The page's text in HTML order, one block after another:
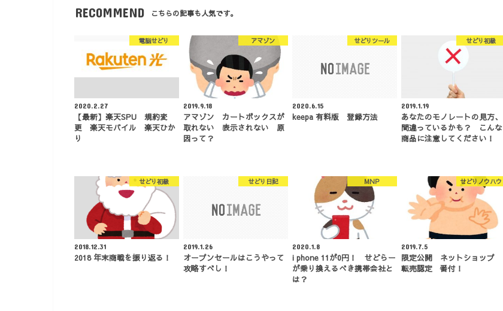
RECOMMEND こちらの記事も人気です。
電脳せどり
2020.2.27
【最新】楽天SPU 規約変
更 楽天モバイル 楽天ひか
り
アマゾン
2019.9.18
アマゾン カートボックスが
取れない 表示されない 原
因って？
せどりツール
2020.6.15
keepa 有料版 登録方法
せどり初級
2019.1.19
あなたのモノレートの見方、
間違っているかも？ こんな
商品に注意してください！
せどり初級
2018.12.31
2018 年末商戦を振り返る！
せどり日記
2019.1.26
オープンセールはこうやって
攻略すべし！
MNP
2020.1.8
i phone 11が0円！ せどらー
が乗り換えるべき携帯会社と
は？
せどりノウハウ
2019.7.5
限定公開 ネットショップ
転売認定 番付！